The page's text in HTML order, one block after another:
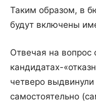
Таким образом, в
будут включены
Отвечая на вопрос
кандидатах-
четверо
самостоятельно